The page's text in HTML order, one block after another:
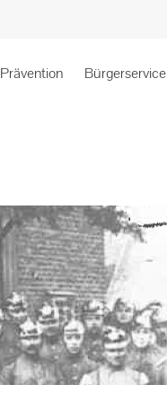
Prävention Bürgerservice